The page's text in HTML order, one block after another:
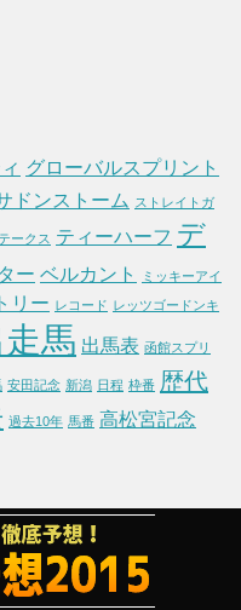
グローバルスプリント
ドンストーム ストレイトガ
ークス ティーハーフ デ
ー ベルカント
ミッキーアイ
リー レコード レッツゴードンキ
馬 出馬表 函館スプリ
安田記念 新潟 日程 枠番 歴代
過去10年 馬番 高松宮記念